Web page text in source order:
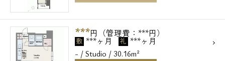
***円（管理費：***円）
敷 ***ヶ月 礼 ***ヶ月
- / Studio / 30.16m²